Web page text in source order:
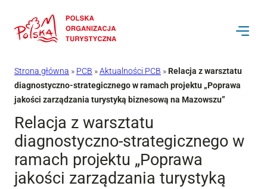
do
Strona główna » PCB »Aktualności PCB »Relacja z warsztatu
diagnostyczno-strategicznego w ramach projektu „Poprawa
jakości zarządzania turystyką biznesową na Mazowszu”
Relacja z warsztatu
diagnostyczno-strategicznego w
ramach projektu „Poprawa
jakości zarządzania turystyką